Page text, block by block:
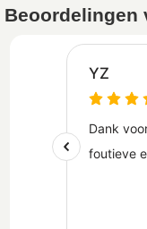
Beoordelingen